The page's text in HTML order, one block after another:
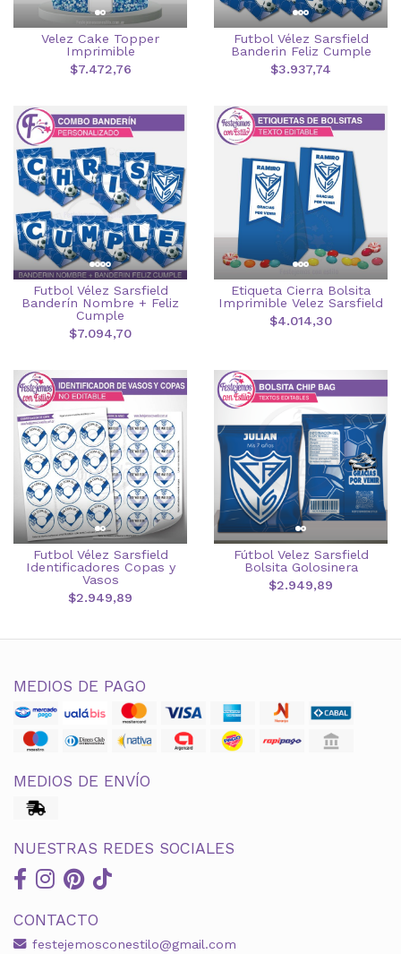
Velez Cake Topper
Imprimible
$7.472,76
Futbol Vélez Sarsfield
Banderin Feliz Cumple
$3.937,74
Futbol Vélez Sarsfield
Banderín Nombre + Feliz
Cumple
$7.094,70
Etiqueta Cierra Bolsita
Imprimible Velez Sarsfield
$4.014,30
Futbol Vélez Sarsfield
Identificadores Copas y
Vasos
$2.949,89
Fútbol Velez Sarsfield
Bolsita Golosinera
$2.949,89
MEDIOS DE PAGO
MEDIOS DE ENVÍO
NUESTRAS REDES SOCIALES
CONTACTO
festejemosconestilo@gmail.com